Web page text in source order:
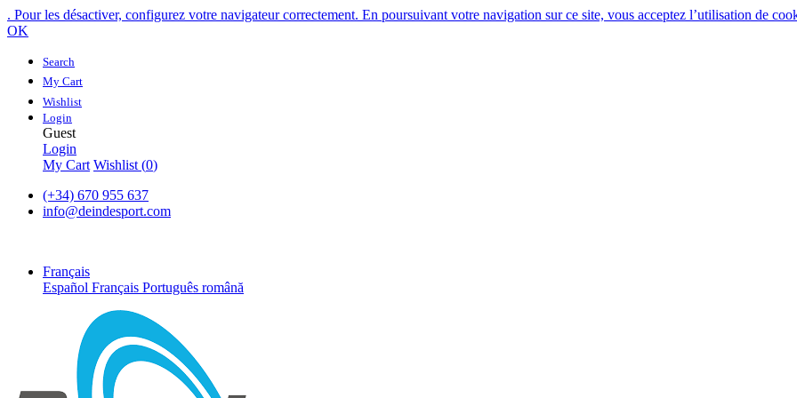
. Pour les désactiver, configurez votre navigateur correctement. En poursuivant votre navigation sur ce site, vous acceptez l’utilisation de
OK
Search
My Cart
Wishlist
Login
Guest
Login
My Cart Wishlist (0)
(+34) 670 955 637
info@deindesport.com
Français
Español Français Português română